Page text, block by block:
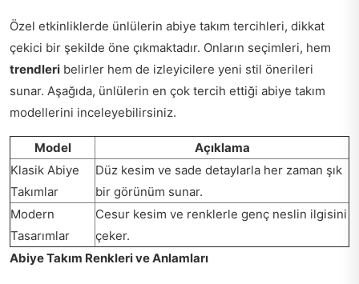
Özel etkinliklerde ünlülerin abiye takım tercihleri, dikkat
çekici bir şekilde öne çıkmaktadır. Onların seçimleri, hem
trendleri belirler hem de izleyicilere yeni stil önerileri
sunar. Aşağıda, ünlülerin en çok tercih ettiği abiye takım
modellerini inceleyebilirsiniz.
Model
Açıklama
Klasik Abiye
Takımlar
Düz kesim ve sade detaylarla her zaman şık
bir görünüm sunar.
Modern
Tasarımlar
Cesur kesim ve renklerle genç neslin ilgisini
çeker.
Abiye Takım Renkleri ve Anlamları